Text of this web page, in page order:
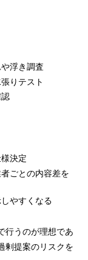
浮き調査
りテスト
決定
ごとの内容差を
やすくなる
行うのが理想であ
剰提案のリスクを